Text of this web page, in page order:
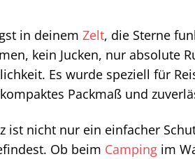
in deinemZelt, die Sterne
kein Jucken, nur absolute
Es wurde speziell für
Packmaß und
ist nicht nur ein einfacher
Ob beim Camping im